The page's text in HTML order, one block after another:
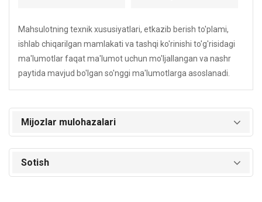
Mahsulotning texnik xususiyatlari, etkazib berish to'plami,
ishlab chiqarilgan mamlakati va tashqi ko'rinishi to'g'risidagi
ma'lumotlar faqat ma'lumot uchun mo'ljallangan va nashr
paytida mavjud bo'lgan so'nggi ma'lumotlarga asoslanadi.
Mijozlar mulohazalari
Sotish